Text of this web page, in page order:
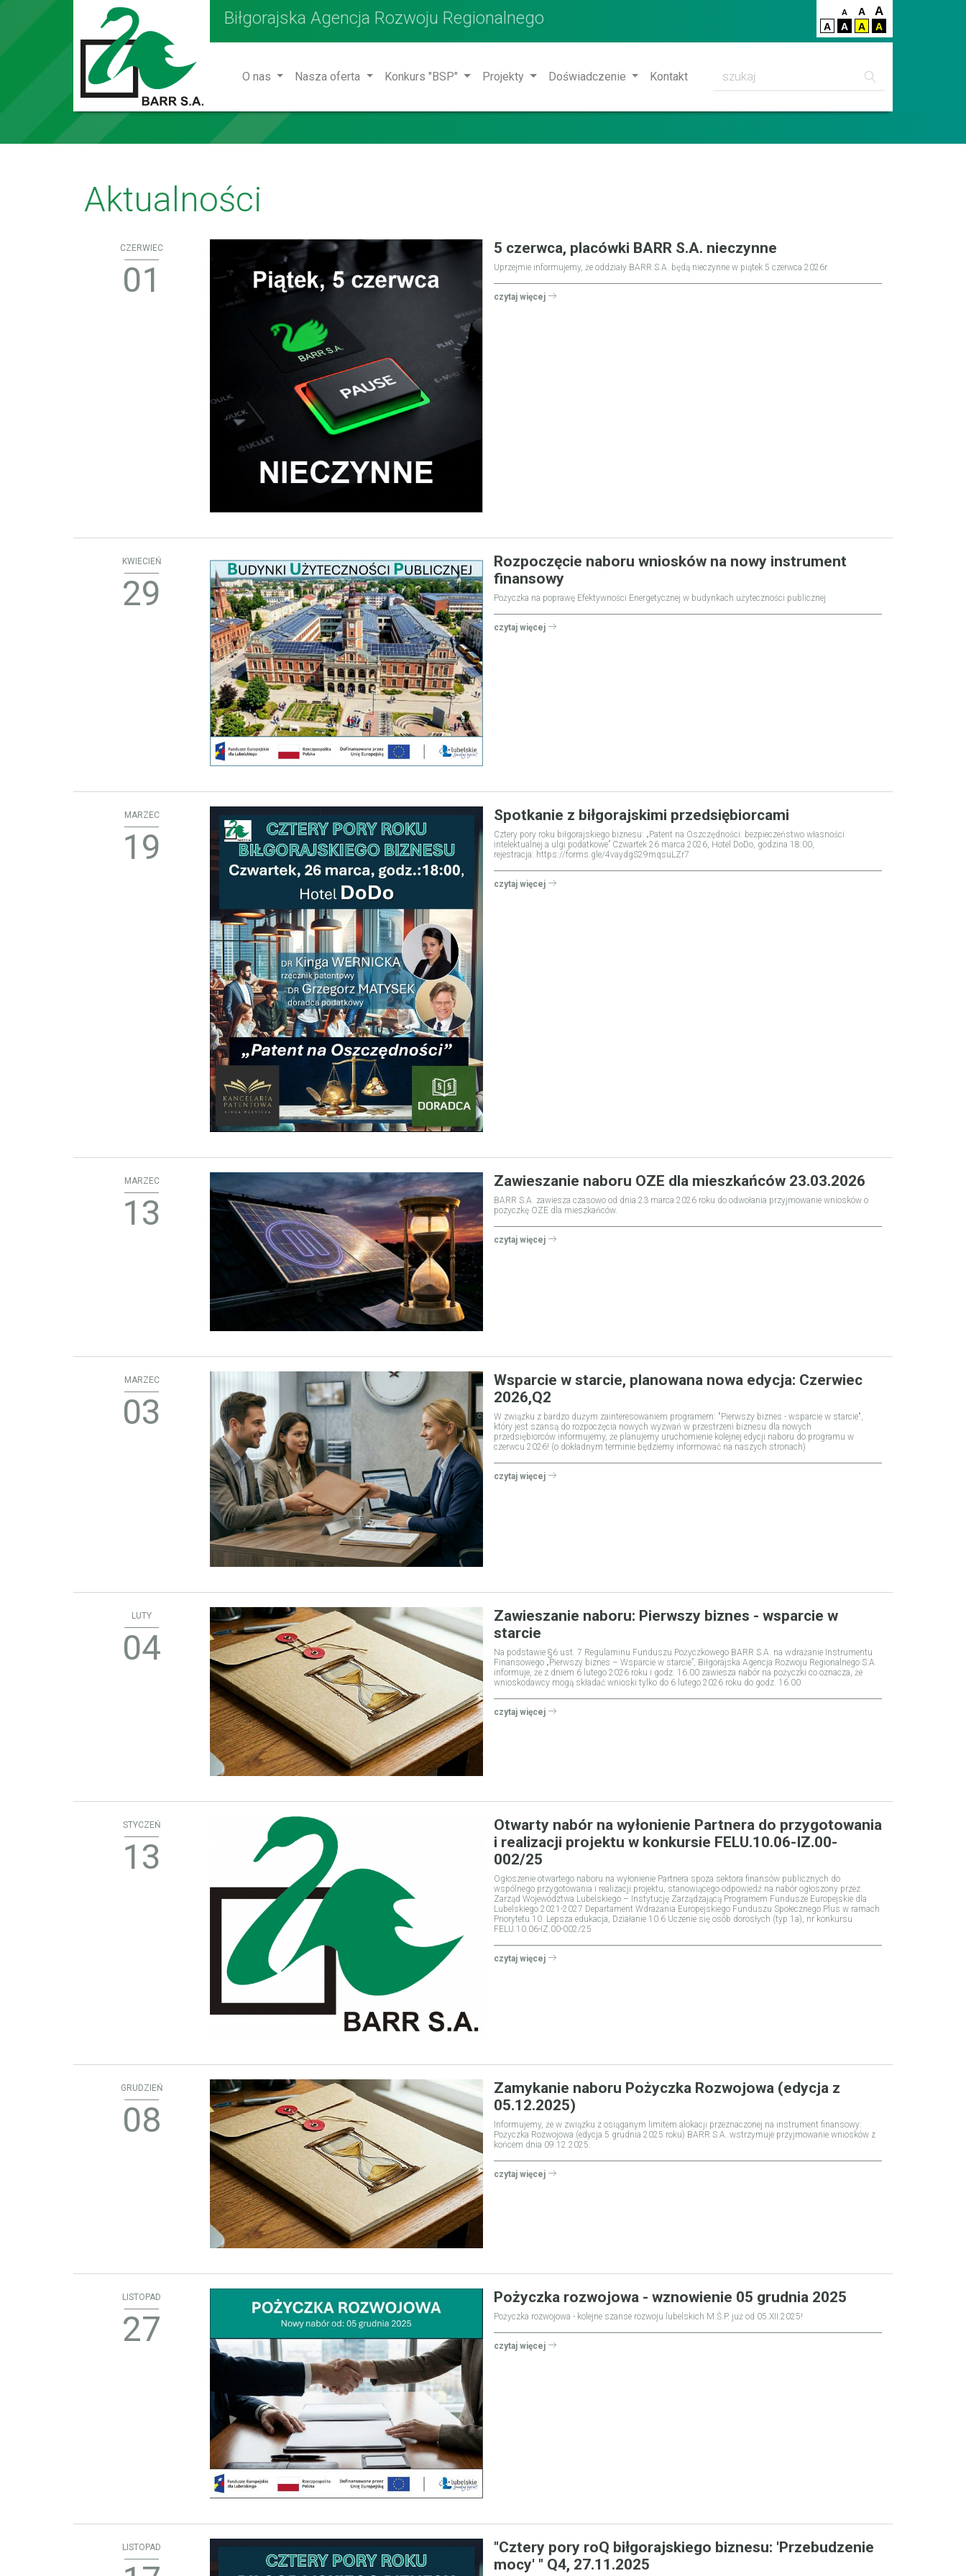
Biłgorajska Agencja Rozwoju Regionalnego A A A
A A A A
O nas Nasza oferta Konkurs "BSP" Projekty Doświadczenie Kontakt
Aktualności
CZERWIEC
01
5 czerwca, placówki BARR S.A. nieczynne
Uprzejmie informujemy, że oddziały BARR S.A. będą nieczynne w piątek 5 czerwca 2026r.
czytaj więcej
KWIECIEŃ
29
Rozpoczęcie naboru wniosków na nowy instrument
finansowy
Pożyczka na poprawę Efektywności Energetycznej w budynkach użyteczności publicznej
czytaj więcej
MARZEC
19
Spotkanie z biłgorajskimi przedsiębiorcami
Cztery pory roku biłgorajskiego biznesu: „Patent na Oszczędności: bezpieczeństwo własności
intelektualnej a ulgi podatkowe” Czwartek 26 marca 2026, Hotel DoDo, godzina 18:00,
rejestracja: https://forms.gle/4vaydgS29mqsuLZr7
czytaj więcej
MARZEC
13
Zawieszanie naboru OZE dla mieszkańców 23.03.2026
BARR S.A. zawiesza czasowo od dnia 23 marca 2026 roku do odwołania przyjmowanie wniosków o
pozyczkę OZE dla mieszkańców.
czytaj więcej
MARZEC
03
Wsparcie w starcie, planowana nowa edycja: Czerwiec
2026,Q2
W związku z bardzo dużym zainteresowaniem programem: "Pierwszy biznes - wsparcie w starcie",
który jest szansą do rozpoczęcia nowych wyzwań w przestrzeni biznesu dla nowych
przedsiębiorców informujemy, że planujemy uruchomienie kolejnej edycji naboru do programu w
czerwcu 2026! (o dokładnym terminie będziemy informować na naszych stronach)
czytaj więcej
LUTY
04
Zawieszanie naboru: Pierwszy biznes - wsparcie w
starcie
Na podstawie §6 ust. 7 Regulaminu Funduszu Pożyczkowego BARR S.A. na wdrażanie Instrumentu
Finansowego „Pierwszy biznes – Wsparcie w starcie”, Biłgorajska Agencja Rozwoju Regionalnego S.A.
informuje, że z dniem 6 lutego 2026 roku i godz. 16.00 zawiesza nabór na pożyczki co oznacza, że
wnioskodawcy mogą składać wnioski tylko do 6 lutego 2026 roku do godz. 16.00
czytaj więcej
STYCZEŃ
13
Otwarty nabór na wyłonienie Partnera do przygotowania
i realizacji projektu w konkursie FELU.10.06-IZ.00-
002/25
Ogłoszenie otwartego naboru na wyłonienie Partnera spoza sektora finansów publicznych do
wspólnego przygotowania i realizacji projektu, stanowiącego odpowiedź na nabór ogłoszony przez
Zarząd Województwa Lubelskiego – Instytucję Zarządzającą Programem Fundusze Europejskie dla
Lubelskiego 2021-2027 Departament Wdrażania Europejskiego Funduszu Społecznego Plus w ramach
Priorytetu 10. Lepsza edukacja, Działanie 10.6 Uczenie się osób dorosłych (typ 1a), nr konkursu
FELU.10.06-IZ.00-002/25
czytaj więcej
GRUDZIEŃ
08
Zamykanie naboru Pożyczka Rozwojowa (edycja z
05.12.2025)
Informujemy, że w związku z osiąganym limitem alokacji przeznaczonej na instrument finansowy:
Pożyczka Rozwojowa (edycja 5 grudnia 2025 roku) BARR S.A. wstrzymuje przyjmowanie wniosków z
końcem dnia 09.12.2025.
czytaj więcej
LISTOPAD
27
Pożyczka rozwojowa - wznowienie 05 grudnia 2025
Pożyczka rozwojowa - kolejne szanse rozwoju lubelskich M.Ś.P. już od 05.XII.2025!
czytaj więcej
LISTOPAD
"Cztery pory roQ biłgorajskiego biznesu: 'Przebudzenie
mocy' " Q4, 27.11.2025